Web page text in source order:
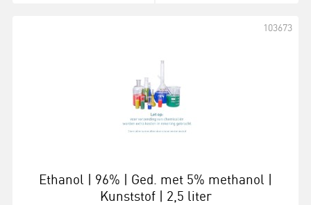
Ethanol | 96% | Ged. met 5% methanol |
Kunststof | 2,5 liter
103673